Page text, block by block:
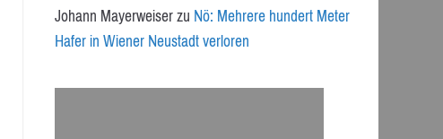
Johann MayerweiserzuNö: Mehrere hundert Meter
Hafer in Wiener Neustadt verloren